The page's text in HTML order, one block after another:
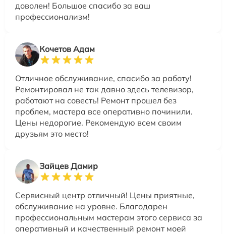
доволен! Большое спасибо за ваш
профессионализм!
Кочетов Адам
Отличное обслуживание, спасибо за работу!
Ремонтировал не так давно здесь телевизор,
работают на совесть! Ремонт прошел без
проблем, мастера все оперативно починили.
Цены недорогие. Рекомендую всем своим
друзьям это место!
Зайцев Дамир
Сервисный центр отличный! Цены приятные,
обслуживание на уровне. Благодарен
профессиональным мастерам этого сервиса за
оперативный и качественный ремонт моей